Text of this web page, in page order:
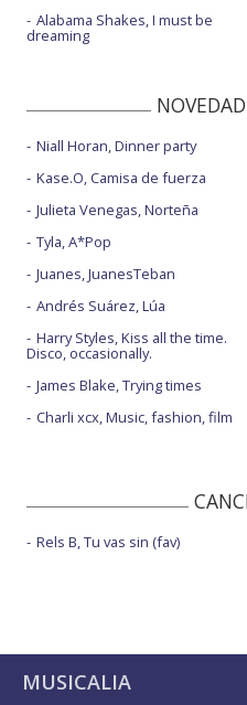
Alabama Shakes, I must be
dreaming
Niall Horan, Dinner party
Kase.O, Camisa de fuerza
Julieta Venegas, Norteña
Tyla, A*Pop
Juanes, JuanesTeban
Andrés Suárez, Lúa
Harry Styles, Kiss all the time.
Disco, occasionally.
James Blake, Trying times
Charli xcx, Music, fashion, film
Rels B, Tu vas sin (fav)
MUSICALIA